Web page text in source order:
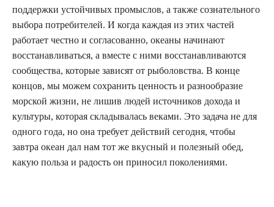
поддержки устойчивых промыслов, а также сознательного
выбора потребителей. И когда каждая из этих частей
работает честно и согласованно, океаны начинают
восстанавливаться, а вместе с ними восстанавливаются
сообщества, которые зависят от рыболовства. В конце
концов, мы можем сохранить ценность и разнообразие
морской жизни, не лишив людей источников дохода и
культуры, которая складывалась веками. Это задача не для
одного года, но она требует действий сегодня, чтобы
завтра океан дал нам тот же вкусный и полезный обед,
какую польза и радость он приносил поколениями.